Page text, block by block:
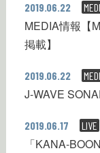
2019.06.22
MEDIA情報【
掲載】
2019.06.22
J-WAVE
2019.06.17 LIVE
「KANA-